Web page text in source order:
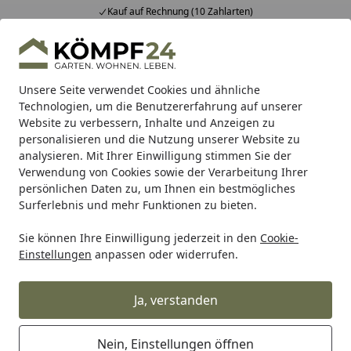
Unsere Seite verwendet Cookies und ähnliche
Technologien, um die Benutzererfahrung auf unserer
Website zu verbessern, Inhalte und Anzeigen zu
personalisieren und die Nutzung unserer Website zu
analysieren. Mit Ihrer Einwilligung stimmen Sie der
Verwendung von Cookies sowie der Verarbeitung Ihrer
persönlichen Daten zu, um Ihnen ein bestmögliches
Surferlebnis und mehr Funktionen zu bieten.
Sie können Ihre Einwilligung jederzeit in den Cookie-
Einstellungen anpassen oder widerrufen.
Ja, verstanden
Nein, Einstellungen öffnen
Kauf auf Rechnung (10 Zahlarten)
Alle Produkte
Mein Konto
Suchen
Startseite
Sauna: Wellness für alle Sinne Innensauna
Karibu Woodfeeling Sauna Mia - 38
mm Massivholz Aktionssauna
(1 Bewertung)